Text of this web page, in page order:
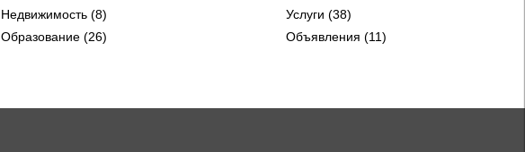
Недвижимость (8)
Образование (26)
Услуги (38)
Объявления (11)